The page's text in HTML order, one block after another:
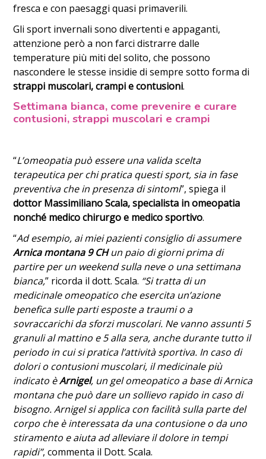
fresca e con paesaggi quasi primaverili.
Gli sport invernali sono divertenti e appaganti,
attenzione però a non farci distrarre dalle
temperature più miti del solito, che possono
nascondere le stesse insidie di sempre sotto forma di
strappi muscolari, crampi e contusioni.
Settimana bianca, come prevenire e curare
contusioni, strappi muscolari e crampi
“L’omeopatia può essere una valida scelta
terapeutica per chi pratica questi sport, sia in fase
preventiva che in presenza di sintomi”, spiega il
dottor Massimiliano Scala, specialista in omeopatia
nonché medico chirurgo e medico sportivo.
“Ad esempio, ai miei pazienti consiglio di assumere
Arnica montana 9 CHun paio di giorni prima di
partire per un weekend sulla neve o una settimana
bianca,” ricorda il dott. Scala. “Si tratta di un
medicinale omeopatico che esercita un’azione
benefica sulle parti esposte a traumi o a
sovraccarichi da sforzi muscolari. Ne vanno assunti 5
granuli al mattino e 5 alla sera, anche durante tutto il
periodo in cui si pratica l’attività sportiva. In caso di
dolori o contusioni muscolari, il medicinale più
indicato èArnigel, un gel omeopatico a base di Arnica
montana che può dare un sollievo rapido in caso di
bisogno. Arnigel si applica con facilità sulla parte del
corpo che è interessata da una contusione o da uno
stiramento e aiuta ad alleviare il dolore in tempi
rapidi”, commenta il Dott. Scala.